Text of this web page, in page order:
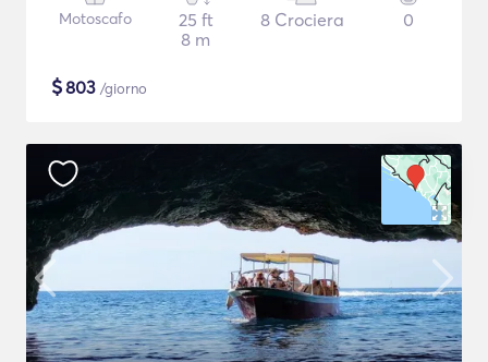
Motoscafo
25 ft
8 m
8 Crociera 0
$803 /giorno